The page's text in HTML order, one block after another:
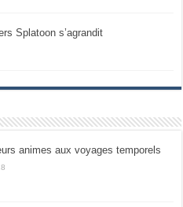
Splatoon s’agrandit
animes aux voyages temporels